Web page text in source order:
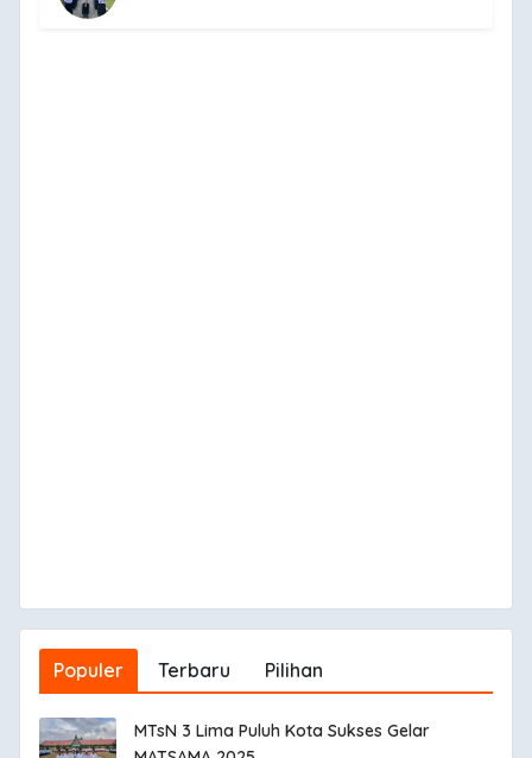
Populer Terbaru Pilihan
MTsN 3 Lima Puluh Kota Sukses Gelar